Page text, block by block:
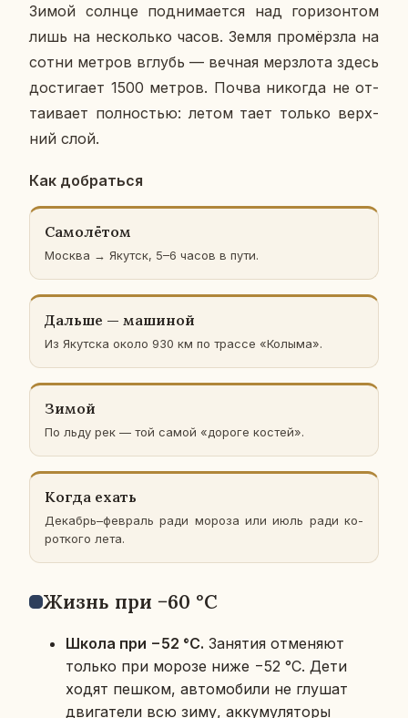
Зимой солнце под­ни­ма­ет­ся над го­ри­зон­том
лишь на несколь­ко часов. Земля про­мёрз­ла на
сотни метров вглубь — вечная мерз­ло­та здесь
до­сти­га­ет 1500 метров. Почва ни­ко­гда не от­
та­и­ва­ет пол­но­стью: летом тает только верх­
ний слой.
Как до­брать­ся
Са­мо­лё­том
Москва → Якутск, 5–6 часов в пути.
Дальше — ма­ши­ной
Из Якут­ска около 930 км по трассе «Колыма».
Зимой
По льду рек — той самой «дороге костей».
Когда ехать
Де­кабрь–фев­раль ради мороза или июль ради ко­
рот­ко­го лета.
Жизнь при −60 °C
Школа при −52 °C. За­ня­тия от­ме­ня­ют
только при морозе ниже −52 °C. Дети
ходят пешком, ав­то­мо­би­ли не глушат
дви­га­те­ли всю зиму, ак­ку­му­ля­то­ры